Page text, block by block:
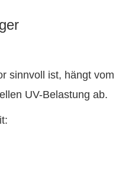
sinnvoll ist, hängt vom
UV-Belastung ab.